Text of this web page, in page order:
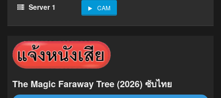
Server 1 CAM
The Magic Faraway Tree (2026) ซับไทย